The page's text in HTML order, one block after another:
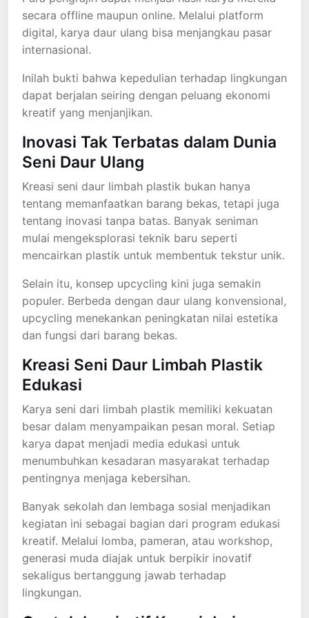
secara offline maupun online. Melalui platform
digital, karya daur ulang bisa menjangkau pasar
internasional.
Inilah bukti bahwa kepedulian terhadap lingkungan
dapat berjalan seiring dengan peluang ekonomi
kreatif yang menjanjikan.
Inovasi Tak Terbatas dalam Dunia
Seni Daur Ulang
Kreasi seni daur limbah plastik bukan hanya
tentang memanfaatkan barang bekas, tetapi juga
tentang inovasi tanpa batas. Banyak seniman
mulai mengeksplorasi teknik baru seperti
mencairkan plastik untuk membentuk tekstur unik.
Selain itu, konsep upcycling kini juga semakin
populer. Berbeda dengan daur ulang konvensional,
upcycling menekankan peningkatan nilai estetika
dan fungsi dari barang bekas.
Kreasi Seni Daur Limbah Plastik
Edukasi
Karya seni dari limbah plastik memiliki kekuatan
besar dalam menyampaikan pesan moral. Setiap
karya dapat menjadi media edukasi untuk
menumbuhkan kesadaran masyarakat terhadap
pentingnya menjaga kebersihan.
Banyak sekolah dan lembaga sosial menjadikan
kegiatan ini sebagai bagian dari program edukasi
kreatif. Melalui lomba, pameran, atau workshop,
generasi muda diajak untuk berpikir inovatif
sekaligus bertanggung jawab terhadap
lingkungan.